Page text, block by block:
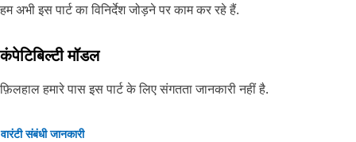
हम अभी इस पार्ट का विनिर्देश जोड़ने पर काम कर रहे हैं.
कंपेटिबिल्टी मॉडल
फ़िलहाल हमारे पास इस पार्ट के लिए संगतता जानकारी नहीं है.
वारंटी संबंधी जानकारी